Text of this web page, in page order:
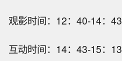
观影时间：12：40-14：43
互动时间：14：43-15：13